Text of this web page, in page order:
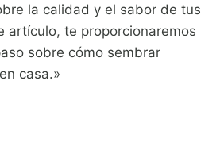
la calidad y el sabor de tus
artículo, te proporcionaremos
sobre cómo sembrar
casa.»